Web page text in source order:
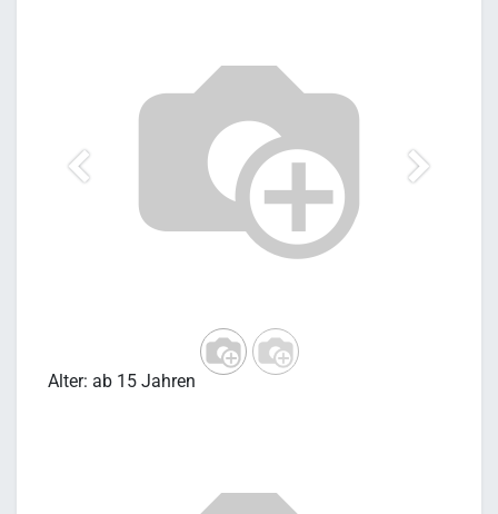
Alter: ab 15 Jahren
Vorherig Weiter